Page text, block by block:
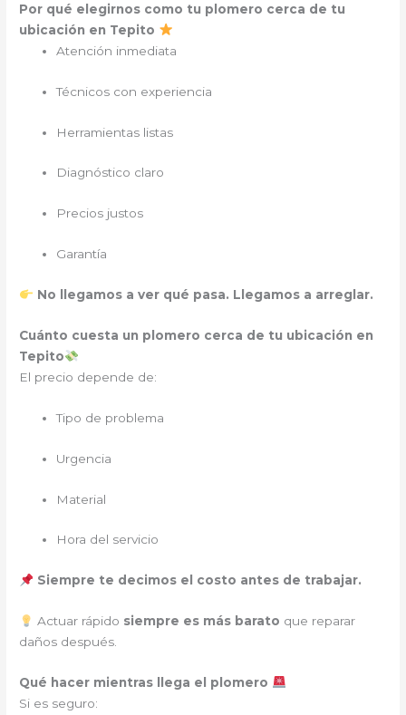
Por qué elegirnos como tu plomero cerca de tu
ubicación en Tepito
Atención inmediata
Técnicos con experiencia
Herramientas listas
Diagnóstico claro
Precios justos
Garantía
No llegamos a ver qué pasa. Llegamos a arreglar.
Cuánto cuesta un plomero cerca de tu ubicación en
Tepito
El precio depende de:
Tipo de problema
Urgencia
Material
Hora del servicio
Siempre te decimos el costo antes de trabajar.
Actuar rápido siempre es más barato que reparar
daños después.
Qué hacer mientras llega el plomero
Si es seguro: